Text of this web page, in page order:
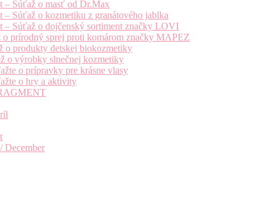
– Súťaž o masť od Dr.Max
– Súťaž o kozmetiku z granátového jablka
– Súťaž o dojčenský sortiment značky LOVI
o prírodný sprej proti komárom značky MAPEZ
o produkty detskej biokozmetiky
o výrobky slnečnej kozmetiky
o prípravky pre krásne vlasy
o hry a aktivity
December